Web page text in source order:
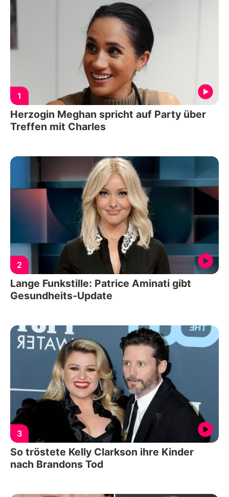
1
Herzogin Meghan spricht auf Party über
Treffen mit Charles
2
Lange Funkstille: Patrice Aminati gibt
Gesundheits-Update
3
So tröstete Kelly Clarkson ihre Kinder
nach Brandons Tod